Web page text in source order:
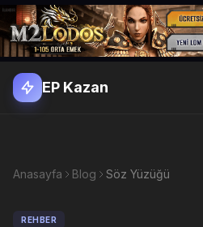
EP Kazan
Anasayfa Blog Söz Yüzüğü
REHBER